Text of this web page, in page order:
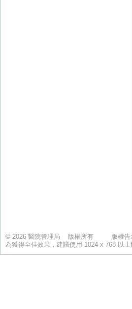
© 2026 醫院管理局 版權所有 版權告
為獲得至佳效果，建議使用 1024 x 768 以上